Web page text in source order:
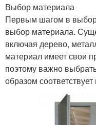
Выбор материала
Первым шагом в
выбор материала.
включая дерево,
материал имеет свои
поэтому важно
образом